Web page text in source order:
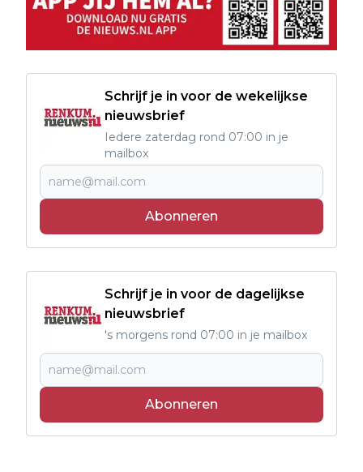
Schrijf je in voor de wekelijkse
nieuwsbrief
Iedere zaterdag rond 07:00 in je
mailbox
Abonneren
Schrijf je in voor de dagelijkse
nieuwsbrief
's morgens rond 07:00 in je mailbox
Abonneren